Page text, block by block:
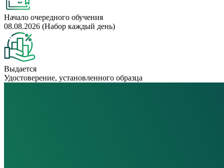
Начало очередного обучения
08.08.2026 (Набор каждый день)
Выдается
Удостоверение, установленного образца